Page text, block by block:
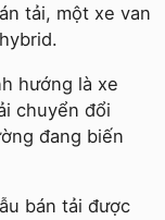
tải, một xe van
hướng là xe
chuyển đổi
đang biến
bán tải được